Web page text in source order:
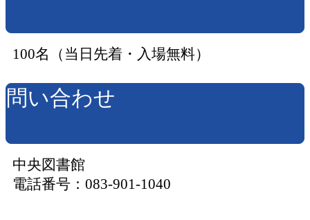
100名（当日先着・入場無料）
問い合わせ
中央図書館
電話番号：083-901-1040